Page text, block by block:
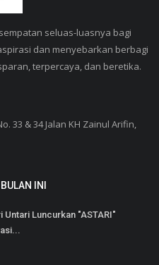
seluas-luasnya bagi
dan menyebarkan berbagi
terpercaya, dan beretika.
33 & 34 Jalan KH Zainul Arifin,
INI
Untari Luncurkan "ASTARI"